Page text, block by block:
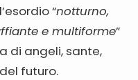
“notturno,
e multiforme”
di angeli, sante,
futuro.